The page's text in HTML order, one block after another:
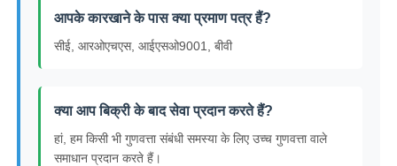
आपके कारखाने के पास क्या प्रमाण पत्र हैं?
सीई, आरओएचएस, आईएसओ9001, बीवी
क्या आप बिक्री के बाद सेवा प्रदान करते हैं?
हां, हम किसी भी गुणवत्ता संबंधी समस्या के लिए उच्च गुणवत्ता वाले
समाधान प्रदान करते हैं।